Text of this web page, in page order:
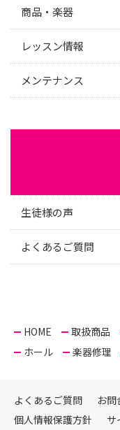
商品・楽器
レッスン情報
メンテナンス
生徒様の声
よくあるご質問
HOME 取扱商品
ホール
楽器修理
よくあるご質問 お問
個人情報保護方針
サ